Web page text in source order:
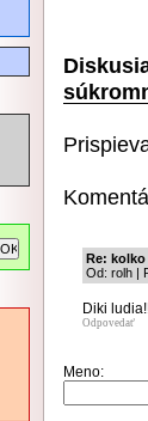
Re:
Od: rolh |
Diki
Odpovedať
Meno: